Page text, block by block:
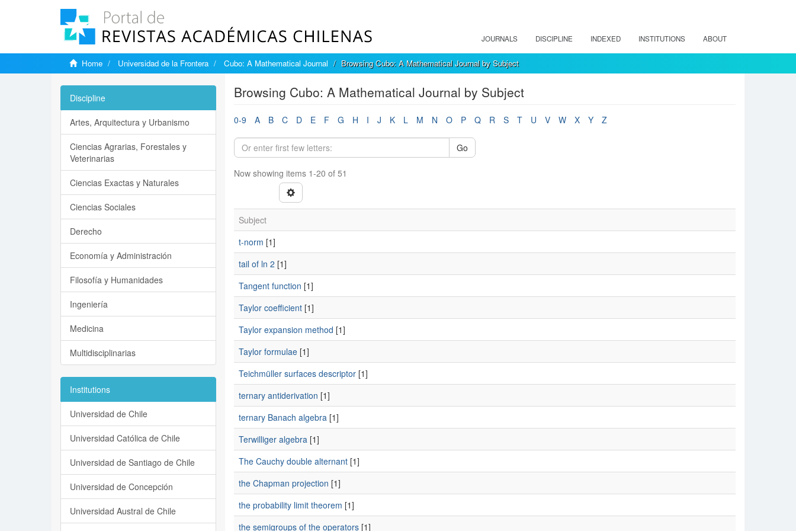
JOURNALS DISCIPLINE INDEXED INSTITUTIONS ABOUT
Home Universidad de la Frontera Cubo: A Mathematical Journal Browsing Cubo: A Mathematical Journal by Subject
Browsing Cubo: A Mathematical Journal by Subject
0-9 A B C D E F G H I J K L M N O P Q R S T U V W X Y Z
Go
Now showing items 1-20 of 51
Subject
t-norm [1]
tail of ln 2 [1]
Tangent function [1]
Taylor coefficient[1]
Taylor expansion method [1]
Taylor formulae[1]
Teichmüller surfaces descriptor[1]
ternary antiderivation [1]
ternary Banach algebra[1]
Terwilliger algebra[1]
The Cauchy double alternant[1]
the Chapman projection [1]
the probability limit theorem [1]
the semigroups of the operators[1]
Discipline
Artes, Arquitectura y Urbanismo
Ciencias Agrarias, Forestales y
Veterinarias
Ciencias Exactas y Naturales
Ciencias Sociales
Derecho
Economía y Administración
Filosofía y Humanidades
Ingeniería
Medicina
Multidisciplinarias
Institutions
Universidad de Chile
Universidad Católica de Chile
Universidad de Santiago de Chile
Universidad de Concepción
Universidad Austral de Chile